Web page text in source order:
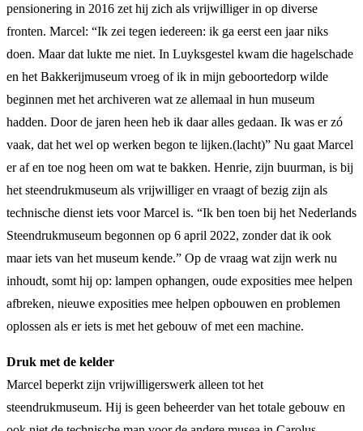
pensionering in 2016 zet hij zich als vrijwilliger in op diverse
fronten. Marcel: “Ik zei tegen iedereen: ik ga eerst een jaar niks
doen. Maar dat lukte me niet. In Luyksgestel kwam die hagelschade
en het Bakkerijmuseum vroeg of ik in mijn geboortedorp wilde
beginnen met het archiveren wat ze allemaal in hun museum
hadden. Door de jaren heen heb ik daar alles gedaan. Ik was er zó
vaak, dat het wel op werken begon te lijken.(lacht)” Nu gaat Marcel
er af en toe nog heen om wat te bakken. Henrie, zijn buurman, is bij
het steendrukmuseum als vrijwilliger en vraagt of bezig zijn als
technische dienst iets voor Marcel is. “Ik ben toen bij het Nederlands
Steendrukmuseum begonnen op 6 april 2022, zonder dat ik ook
maar iets van het museum kende.” Op de vraag wat zijn werk nu
inhoudt, somt hij op: lampen ophangen, oude exposities mee helpen
afbreken, nieuwe exposities mee helpen opbouwen en problemen
oplossen als er iets is met het gebouw of met een machine.
Druk met de kelder
Marcel beperkt zijn vrijwilligerswerk alleen tot het
steendrukmuseum. Hij is geen beheerder van het totale gebouw en